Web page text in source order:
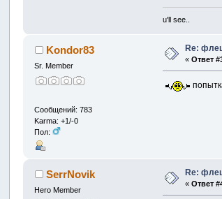
u'll see..
Kondor83
Sr. Member
Сообщений: 783
Karma: +1/-0
Пол:
Re:
«Ответ
SerrNovik
Hero Member
Re:
«Ответ